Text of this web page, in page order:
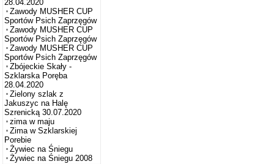
28.04.2020
Zawody MUSHER CUP
Sportów Psich Zaprzęgów
Zawody MUSHER CUP
Sportów Psich Zaprzęgów
Zawody MUSHER CUP
Sportów Psich Zaprzęgów
Zbójeckie Skały -
Szklarska Poręba
28.04.2020
Zielony szlak z
Jakuszyc na Halę
Szrenicką 30.07.2020
zima w maju
Zima w Szklarskiej
Porebie
Żywiec na Śniegu
Żywiec na Śniegu 2008